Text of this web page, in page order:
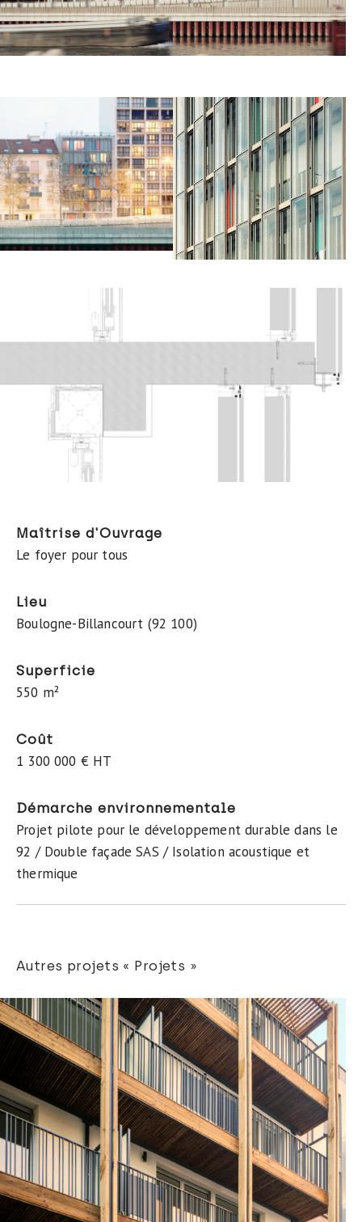
Maîtrise d'Ouvrage
Le foyer pour tous
Lieu
Boulogne-Billancourt (92 100)
Superficie
550 m²
Coût
1 300 000 € HT
Démarche environnementale
Projet pilote pour le développement durable dans le
92 / Double façade SAS / Isolation acoustique et
thermique
Autres projets « Projets »